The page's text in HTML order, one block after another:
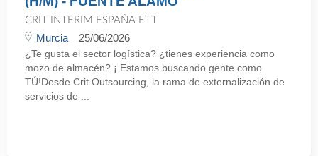
CRIT INTERIM ESPAÑA ETT
Murcia 25/06/2026
¿Te gusta el sector logística? ¿tienes experiencia como
mozo de almacén? ¡ Estamos buscando gente como
TÚ!Desde Crit Outsourcing, la rama de externalización de
servicios de ...